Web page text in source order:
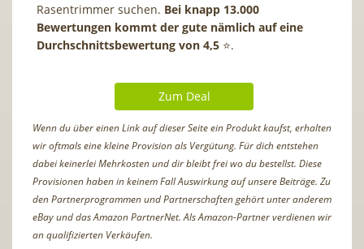
Rasentrimmer suchen. Bei knapp 13.000
Bewertungen kommt der gute nämlich auf eine
Durchschnittsbewertung von 4,5 ⭐️.
Zum Deal
Wenn du über einen Link auf dieser Seite ein Produkt kaufst, erhalten
wir oftmals eine kleine Provision als Vergütung. Für dich entstehen
dabei keinerlei Mehrkosten und dir bleibt frei wo du bestellst. Diese
Provisionen haben in keinem Fall Auswirkung auf unsere Beiträge. Zu
den Partnerprogrammen und Partnerschaften gehört unter anderem
eBay und das Amazon PartnerNet. Als Amazon-Partner verdienen wir
an qualifizierten Verkäufen.